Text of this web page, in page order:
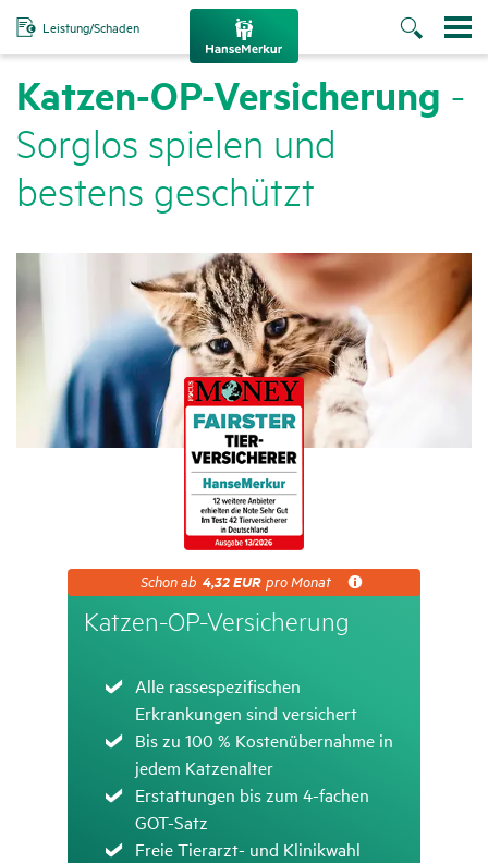
Leistung/Schaden
Katzen-OP-Versi­che­rung -
Sorglos spielen und
bestens geschützt
ab
4,32
EUR
Schon ab 4,32 EUR pro Monat
Katzen-OP-Versi­che­rung
Zutreffend
Alle rassespezifischen
Erkrankungen sind versichert
Zutreffend
Bis zu 100 % Kostenübernahme in
jedem Katzenalter
Zutreffend
Erstattungen bis zum 4-fachen
GOT-Satz
Zutreffend
Freie Tierarzt- und Klinikwahl